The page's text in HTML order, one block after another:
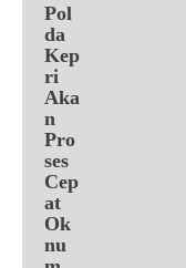
Pol
da
Kep
ri
Aka
n
Pro
ses
Cep
at
Ok
nu